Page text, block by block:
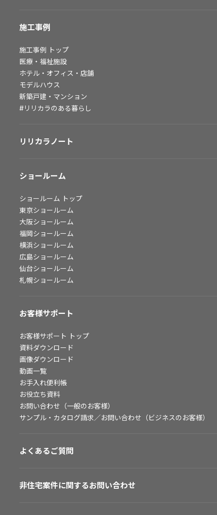
スペースソリューション事業
ファシリティソリューション事業
不動産投資開発事業
会社情報
採用情報
施工事例
施工事例 トップ
医療・福祉施設
ホテル・オフィス・店舗
モデルハウス
新築戸建・マンション
#リリカラのある暮らし
リリカラノート
ショールーム
ショールーム トップ
東京ショールーム
大阪ショールーム
福岡ショールーム
横浜ショールーム
広島ショールーム
仙台ショールーム
札幌ショールーム
お客様サポート
お客様サポート トップ
資料ダウンロード
画像ダウンロード
動画一覧
お手入れ便利帳
お役立ち資料
お問い合わせ（一般のお客様）
サンプル・カタログ請求／お問い合わせ（ビジネスのお客様）
よくあるご質問
非住宅案件に関するお問い合わせ